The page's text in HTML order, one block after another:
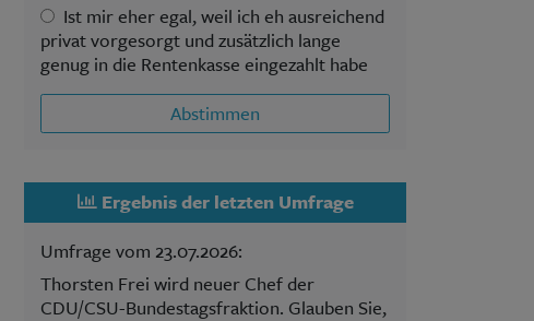
Ist mir eher egal, weil ich eh ausreichend
privat vorgesorgt und zusätzlich lange
genug in die Rentenkasse eingezahlt habe
Abstimmen
Ergebnis der letzten Umfrage
Umfrage vom 23.07.2026:
Thorsten Frei wird neuer Chef der
CDU/CSU-Bundestagsfraktion. Glauben Sie,